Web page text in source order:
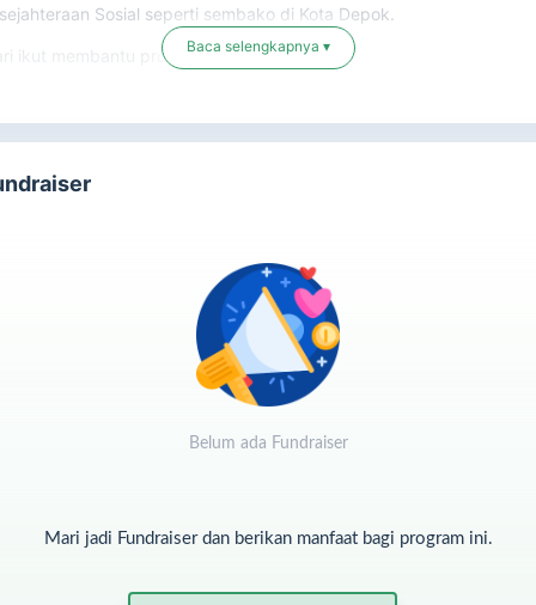
Sosial seperti sembako di Kota Depok.
ikut membantu program ini
Baca selengkapnya ▾
Belum ada Fundraiser
Mari jadi Fundraiser dan berikan manfaat bagi program ini.